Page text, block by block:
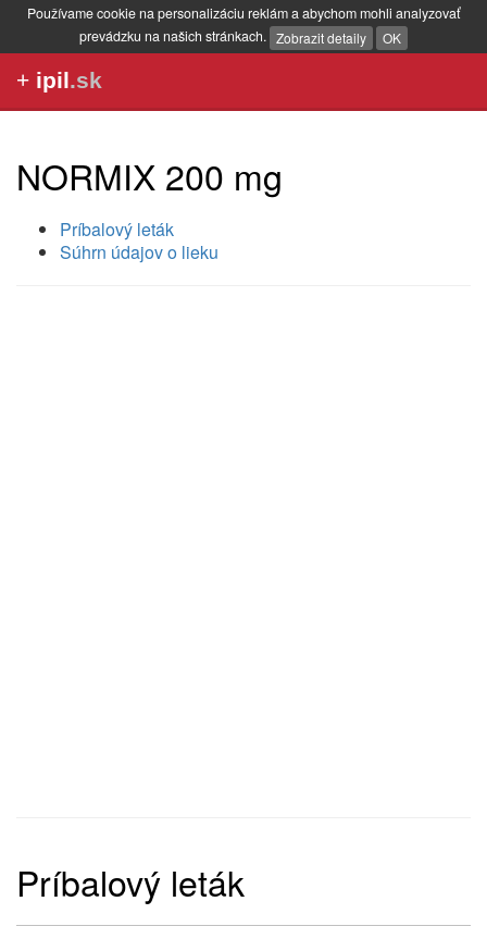
Používame cookie na personalizáciu reklám a abychom mohli analyzovať
prevádzku na našich stránkach. Zobrazit detaily OK
+ ipil.sk
NORMIX 200 mg
Príbalový leták
Súhrn údajov o lieku
Príbalový leták